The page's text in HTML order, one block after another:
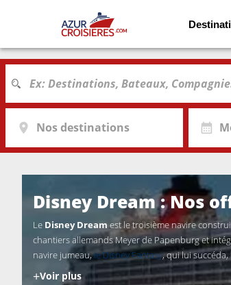
Nos destinations
Disney Dream : Nos
Le Disney Dreamest le troisième navire
chantiers allemands Meyer de Papenburg et
navire jumeau,le Disney Fantasy, qui lui succéda,
+Voir plus